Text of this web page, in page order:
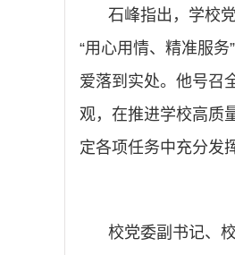
石峰指出，学校
“用心用情、精准服
爱落到实处。他号召
观，在推进学校高质
定各项任务中充分发
校党委副书记、